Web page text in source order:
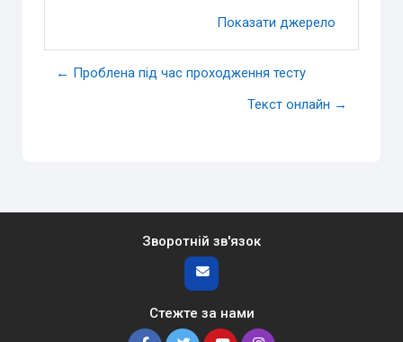
Показати джерело
← Проблена під час проходження тесту
Текст онлайн →
Зворотній зв'язок
Стежте за нами